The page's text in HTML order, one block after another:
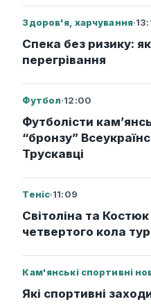
Здоров'я, харчування·
Спека без ризику:
перегрівання
Футбол·12:00
Футболісти
“бронзу”
Трускавці
Теніс·11:09
Світоліна та
четвертого кола
Кам'янські спортивні
Які спортивні